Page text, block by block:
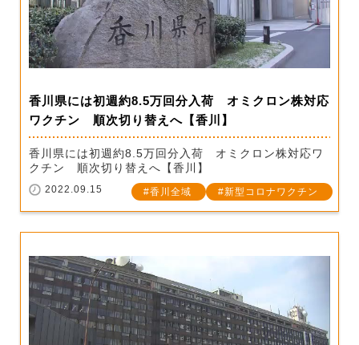
香川県には初週約8.5万回分入荷 オミクロン株対応
ワクチン 順次切り替えへ【香川】
香川県には初週約8.5万回分入荷 オミクロン株対応ワ
クチン 順次切り替えへ【香川】
2022.09.15 香川全域 新型コロナワクチン